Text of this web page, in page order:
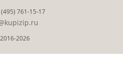
761-15-17
2026